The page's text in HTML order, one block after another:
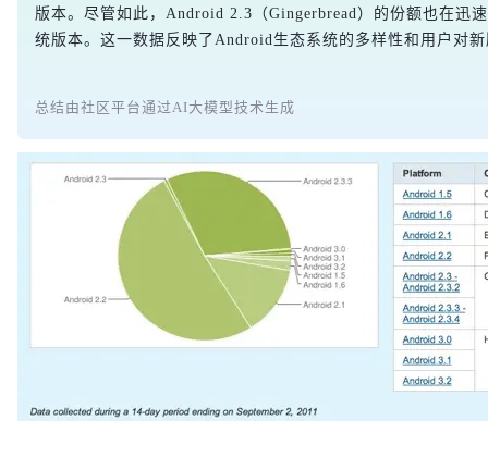
版本。尽管如此，Android 2.3（Gingerbread）的份额也在迅
统版本。这一数据反映了Android生态系统的多样性和用户对
总结由社区平台通过AI大模型技术生成